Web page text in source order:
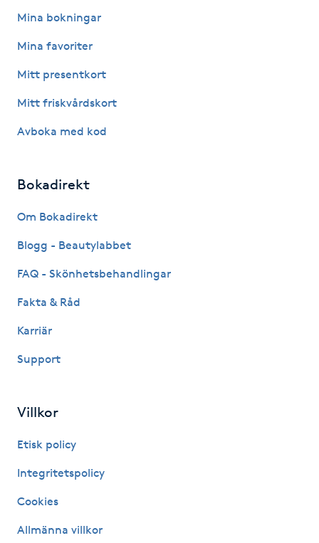
Hälsa
IPL
IPL hårborttagning
Katun fransar
Kemisk peeling
Keratinbehandling
Mina bokningar
Mina favoriter
Mitt presentkort
Mitt friskvårdskort
Avboka med kod
Bokadirekt
Om Bokadirekt
Blogg - Beautylabbet
FAQ - Skönhetsbehandlingar
Fakta & Råd
Karriär
Support
Villkor
Etisk policy
Integritetspolicy
Cookies
Allmänna villkor